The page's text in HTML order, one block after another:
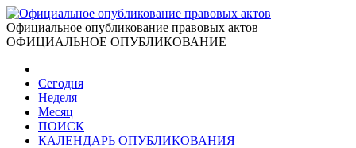
Официальное опубликование правовых актов
ОФИЦИАЛЬНОЕ ОПУБЛИКОВАНИЕ
Сегодня
Неделя
Месяц
ПОИСК
КАЛЕНДАРЬ ОПУБЛИКОВАНИЯ